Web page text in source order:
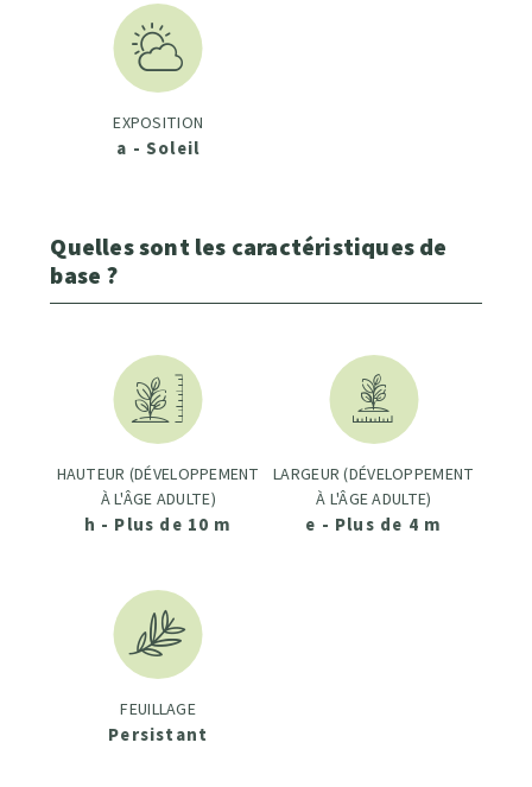
EXPOSITION
a - Soleil
Quelles sont les caractéristiques de
base ?
HAUTEUR (DÉVELOPPEMENT
À L'ÂGE ADULTE)
h - Plus de 10 m
LARGEUR (DÉVELOPPEMENT
À L'ÂGE ADULTE)
e - Plus de 4 m
FEUILLAGE
Persistant